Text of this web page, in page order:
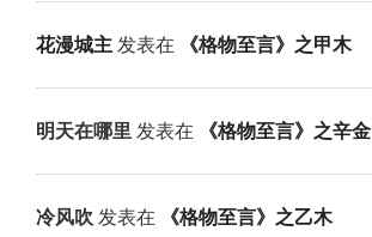
花漫城主发表在 《格物至言》之甲木
明天在哪里发表在 《格物至言》之辛金
冷风吹 发表在 《格物至言》之乙木